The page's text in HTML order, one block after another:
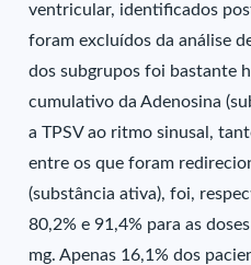
ventricular, identificados
foram excluídos da análise
dos subgrupos foi bastante
cumulativo da Adenosina
a TPSV ao ritmo sinusal,
entre os que foram
(substância ativa), foi,
80,2% e 91,4% para as
mg. Apenas 16,1% dos